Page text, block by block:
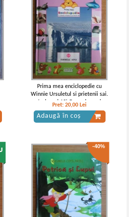
Prima mea enciclopedie cu
Winnie Ursuletul si prietenii sai.
(volumul 13) Formele apei
Pret:20,00 Lei
Adaugă în coș
-40%